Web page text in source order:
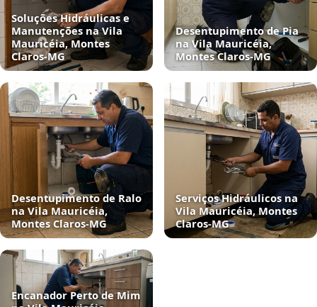
Soluções Hidráulicas e
Manutenções na Vila
Mauricéia, Montes
Claros‑MG
Desentupimento de Pia
na Vila Mauricéia,
Montes Claros‑MG
Desentupimento de Ralo
na Vila Mauricéia,
Montes Claros‑MG
Serviços Hidráulicos na
Vila Mauricéia, Montes
Claros‑MG
Encanador Perto de Mim